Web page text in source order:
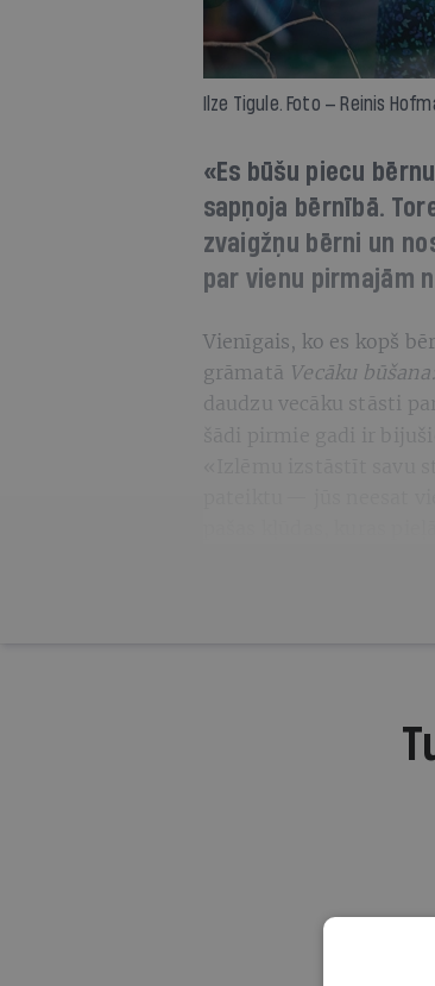
Ilze Tigule. Foto — Reinis
«Es būšu piecu
sapņoja bērnībā.
zvaigžņu bērni un
par vienu pirmajām
Vienīgais, ko es kopš
grāmatā Vecāku
daudzu vecāku stāsti
šādi pirmie gadi ir